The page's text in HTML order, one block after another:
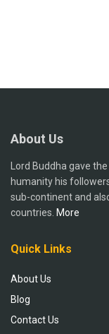
About Us
Lord Buddha gave
humanity his
sub-continent and
countries. More
Quick Links
About Us
Blog
Contact Us